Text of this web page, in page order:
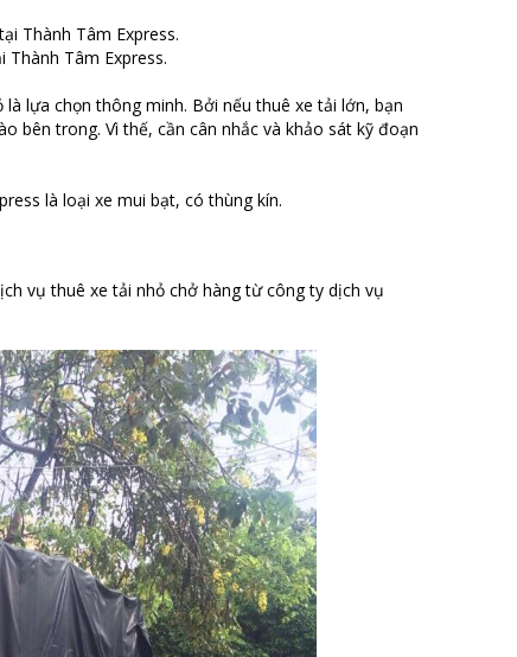
Tâm Express.
lựa chọn thông minh. Bởi nếu thuê xe tải lớn, bạn
bên trong. Vì thế, cần cân nhắc và khảo sát kỹ đoạn
là loại xe mui bạt, có thùng kín.
vụ thuê xe tải nhỏ chở hàng từ công ty dịch vụ